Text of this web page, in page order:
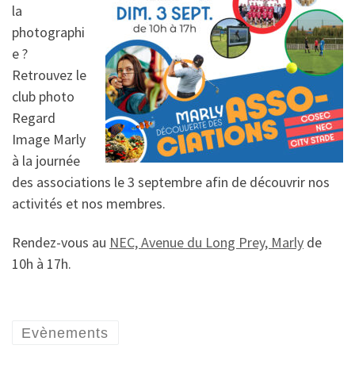
la
photographi
e ?
Retrouvez le
club photo
Regard
Image Marly
à la journée
des associations le 3 septembre afin de découvrir nos
activités et nos membres.
Rendez-vous au NEC, Avenue du Long Prey, Marly de
10h à 17h.
Evènements